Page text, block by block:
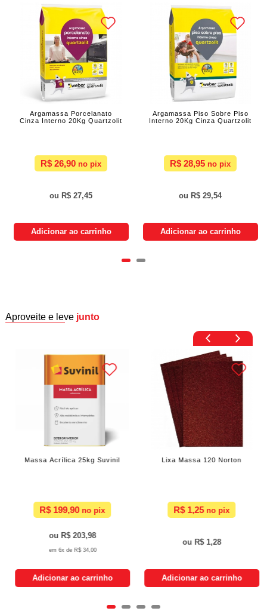
Argamassa Porcelanato
Cinza Interno 20Kg Quartzolit
R$ 26,90
R$ 27,45
Adicionar ao carrinho
Argamassa Piso Sobre Piso
Interno 20Kg Cinza Quartzolit
R$ 28,95
R$ 29,54
Adicionar ao carrinho
Aproveite e leve junto
Massa Acrílica 25kg Suvinil
R$ 199,90
R$ 203,98
6x de R$ 34,00
Adicionar ao carrinho
Lixa Massa 120 Norton
R$ 1,25
R$ 1,28
Adicionar ao carrinho